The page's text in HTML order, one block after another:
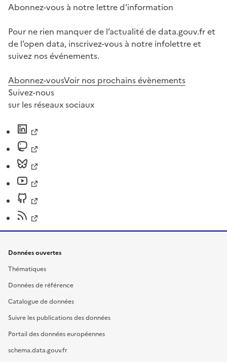
Abonnez-vous à notre lettre d'information
Pour ne rien manquer de l’actualité de data.gouv.fr et
de l’open data, inscrivez-vous à notre infolettre et
suivez nos événements.
Abonnez-vousVoir nos prochains évènements
Suivez-nous
sur les réseaux sociaux
Données ouvertes
Thématiques
Données de référence
Catalogue de données
Suivre les publications des données
Portail des données européennes
schema.data.gouv.fr